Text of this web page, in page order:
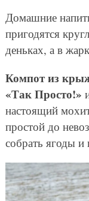
Домашние
пригодятся
деньках, а в
Компот из
«Так Просто!»
настоящий
простой до
собрать ягоды